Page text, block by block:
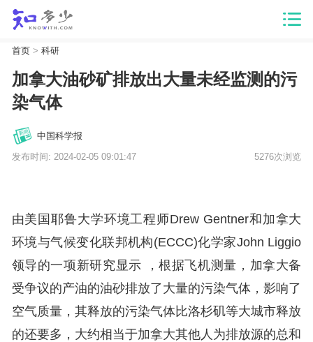
首页> 科研
加拿大油砂矿排放出大量未经监测的污
染气体
中国科学报
发布时间: 2024-02-05 09:01:47 5276次浏览
由美国耶鲁大学环境工程师Drew Gentner和加拿大
环境与气候变化联邦机构(ECCC)化学家John Liggio
领导的一项新研究显示 ，根据飞机测量，加拿大备
受争议的产油的油砂排放了大量的污染气体，影响了
空气质量，其释放的污染气体比洛杉矶等大城市释放
的还要多，大约相当于加拿大其他人为排放源的总和